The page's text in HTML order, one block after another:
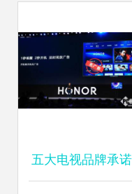
五大电视品牌承诺